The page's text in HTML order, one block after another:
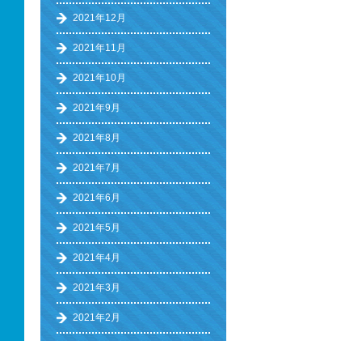
2021年12月
2021年11月
2021年10月
2021年9月
2021年8月
2021年7月
2021年6月
2021年5月
2021年4月
2021年3月
2021年2月